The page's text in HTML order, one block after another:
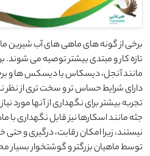
برخی از گونه های ماهی های آب شیرین
تازه کار و مبتدی بیشتر توصیه می
مانند آنجل، دیسکاس یا دیسکس ها و
دارای شرایط حساس تر و سخت تری از
تجربه بیشتر برای نگهداری از آنها مورد
جثه مانند اسکارها نیز قابل نگهداری
نیستند، زیرا امکان رقابت، درگیری و
توسط ماهیان بزرگتر و گوشتخوار بسیار